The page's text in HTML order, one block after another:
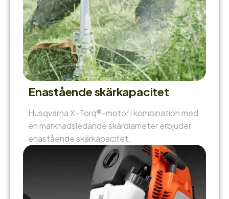
Enastående skärkapacitet
Husqvarna X-Torq®-motor i kombination med
en marknadsledande skärdiameter erbjuder
enastående skärkapacitet.